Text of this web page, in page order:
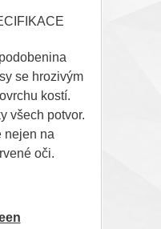
se hrozivým
kostí.
všech potvor.
nejen na
oči.